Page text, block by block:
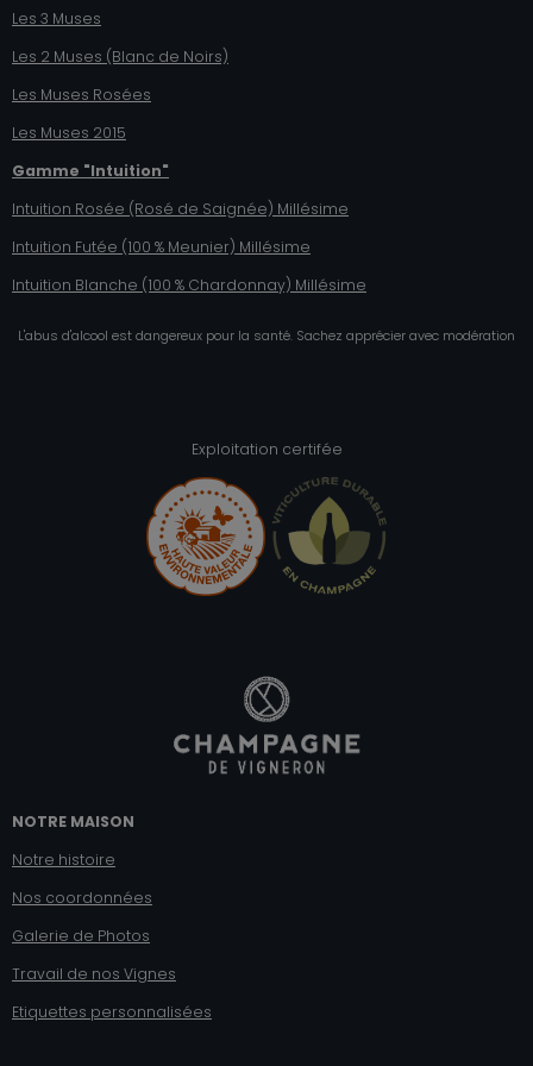
Les 3 Muses
Les 2 Muses (Blanc de Noirs)
Les Muses Rosées
Les Muses 2015
Gamme "Intuition"
Intuition Rosée (Rosé de Saignée) Millésime
Intuition Futée (100 % Meunier) Millésime
Intuition Blanche (100 % Chardonnay) Millésime
L'abus d'alcool est dangereux pour la santé. Sachez apprécier avec modération
Exploitation certifée
NOTRE MAISON
Notre histoire
Nos coordonnées
Galerie de Photos
Travail de nos Vignes
Etiquettes personnalisées